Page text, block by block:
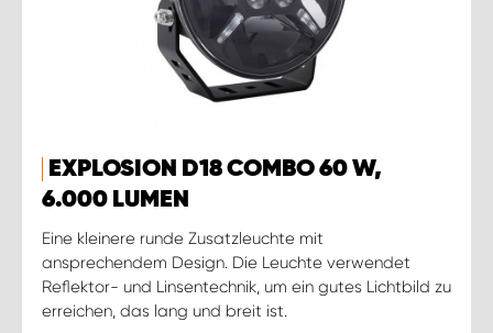
EXPLOSION D18 COMBO 60 W,
6.000 LUMEN
Eine kleinere runde Zusatzleuchte mit
ansprechendem Design. Die Leuchte verwendet
Reflektor- und Linsentechnik, um ein gutes Lichtbild zu
erreichen, das lang und breit ist.